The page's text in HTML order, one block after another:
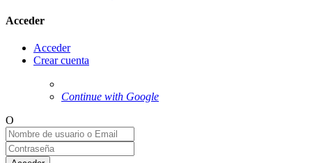
Acceder
Acceder
Crear cuenta
Continue with Google
O